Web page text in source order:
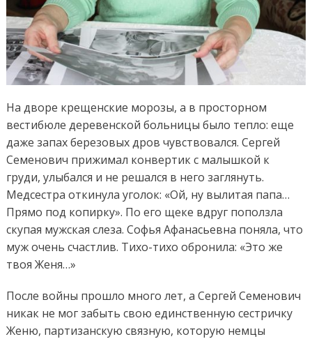
На дворе крещенские морозы, а в просторном
вестибюле деревенской больницы было тепло: еще
даже запах березовых дров чувствовался. Сергей
Семенович прижимал конвертик с малышкой к
груди, улыбался и не решался в него заглянуть.
Медсестра откинула уголок: «Ой, ну вылитая папа…
Прямо под копирку». По его щеке вдруг поползла
скупая мужская слеза. Софья Афанасьевна поняла, что
муж очень счастлив. Тихо-тихо обронила: «Это же
твоя Женя…»
После войны прошло много лет, а Сергей Семенович
никак не мог забыть свою единственную сестричку
Женю, партизанскую связную, которую немцы